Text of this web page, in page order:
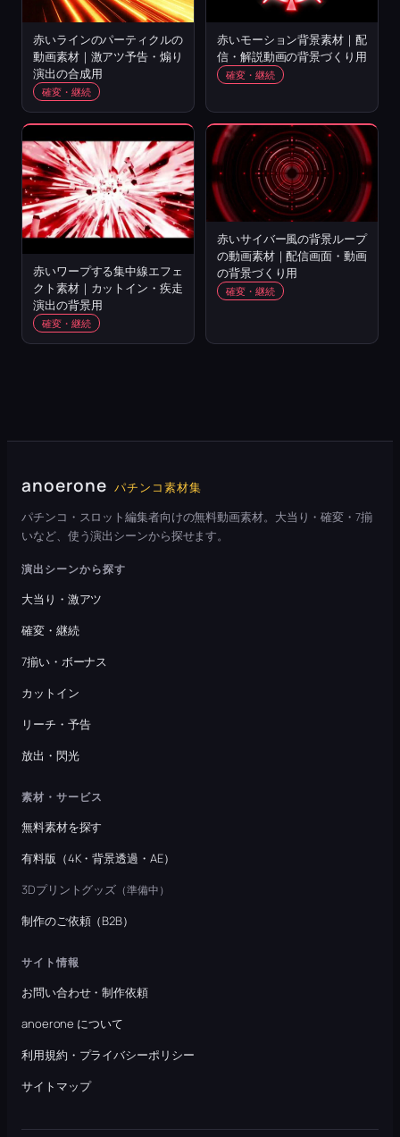
赤いラインのパーティクルの
動画素材｜激アツ予告・煽り
演出の合成用
確変・継続
赤いモーション背景素材｜配
信・解説動画の背景づくり用
確変・継続
赤いワープする集中線エフェ
クト素材｜カットイン・疾走
演出の背景用
確変・継続
赤いサイバー風の背景ループ
の動画素材｜配信画面・動画
の背景づくり用
確変・継続
anoerone パチンコ素材集
パチンコ・スロット編集者向けの無料動画素材。大当り・確変・7揃
いなど、使う演出シーンから探せます。
演出シーンから探す
大当り・激アツ
確変・継続
7揃い・ボーナス
カットイン
リーチ・予告
放出・閃光
素材・サービス
無料素材を探す
有料版（4K・背景透過・AE）
3Dプリントグッズ （準備中）
制作のご依頼（B2B）
サイト情報
お問い合わせ・制作依頼
anoerone について
利用規約・プライバシーポリシー
サイトマップ